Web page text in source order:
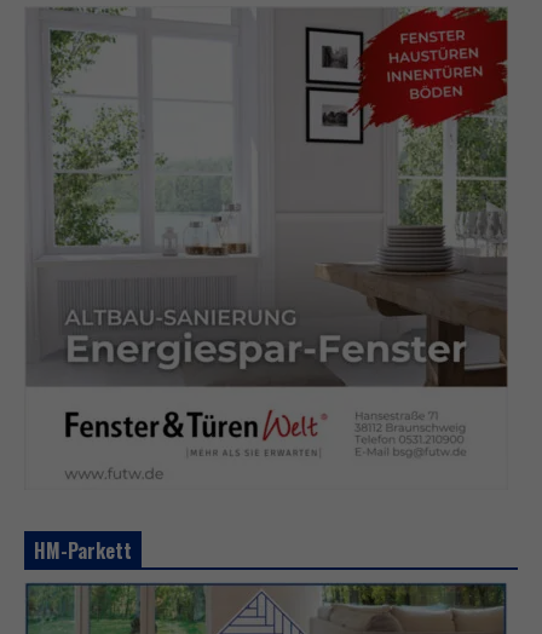
HM-Parkett